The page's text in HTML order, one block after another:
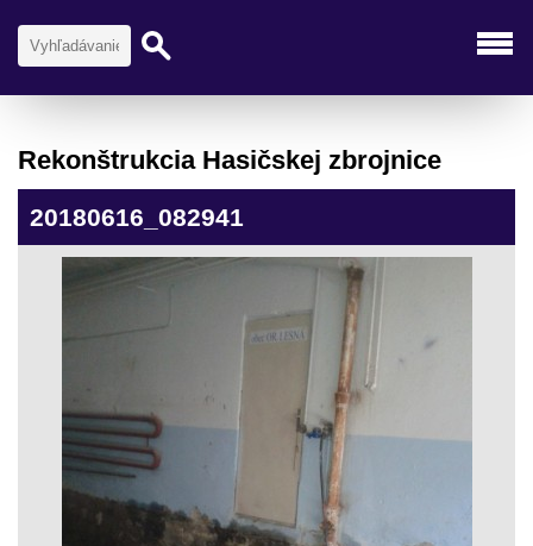
Rekonštrukcia Hasičskej zbrojnice
20180616_082941